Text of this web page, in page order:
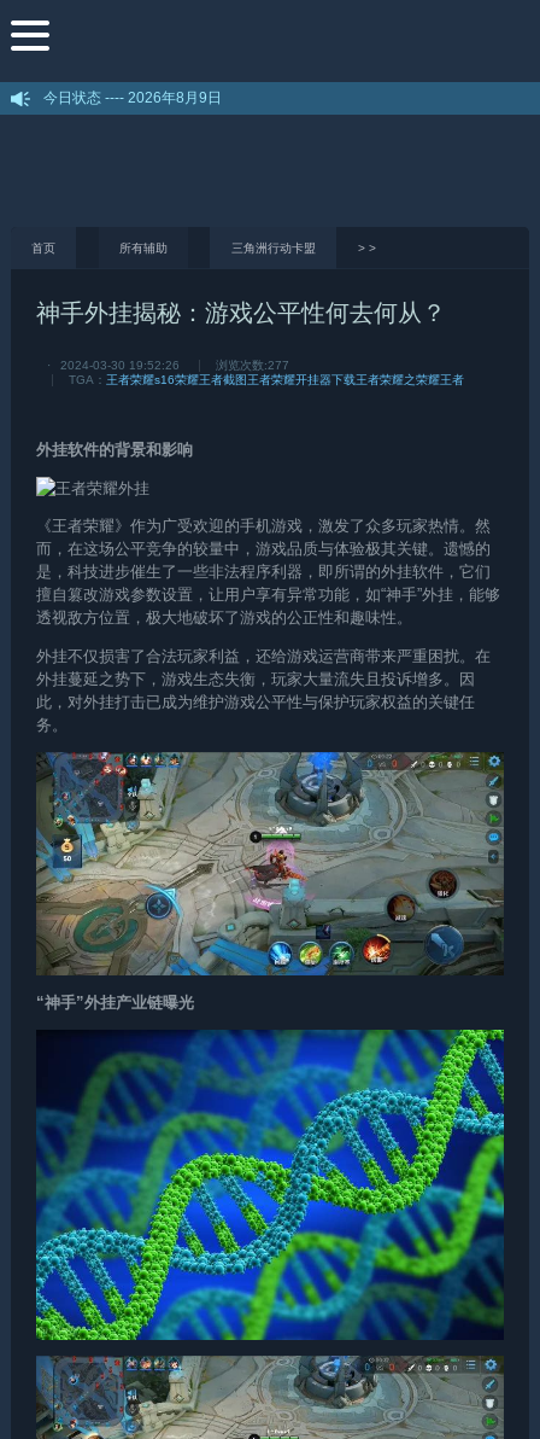
今日状态 ----2026年8月9日
首页 >
所有辅助 >
三角洲行动卡盟
神手外挂揭秘：游戏公平性何去何从？
· 2024-03-30 19:52:26 浏览次数:277
TGA： 王者荣耀s16荣耀王者截图 王者荣耀开挂器下载王者荣耀之荣耀王者
外挂软件的背景和影响
《王者荣耀》作为广受欢迎的手机游戏，激发了众多玩家热情。然
而，在这场公平竞争的较量中，游戏品质与体验极其关键。遗憾的
是，科技进步催生了一些非法程序利器，即所谓的外挂软件，它们
擅自篡改游戏参数设置，让用户享有异常功能，如“神手”外挂，能够
透视敌方位置，极大地破坏了游戏的公正性和趣味性。
外挂不仅损害了合法玩家利益，还给游戏运营商带来严重困扰。在
外挂蔓延之势下，游戏生态失衡，玩家大量流失且投诉增多。因
此，对外挂打击已成为维护游戏公平性与保护玩家权益的关键任
务。
“神手”外挂产业链曝光